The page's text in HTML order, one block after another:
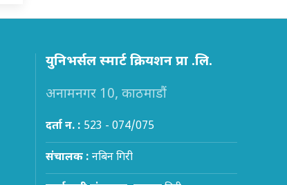
युनिभर्सल स्मार्ट क्रियशन प्रा .लि.
अनामनगर 10, काठमाडौं
दर्ता न. : 523 - 074/075
संचालक : नबिन गिरी